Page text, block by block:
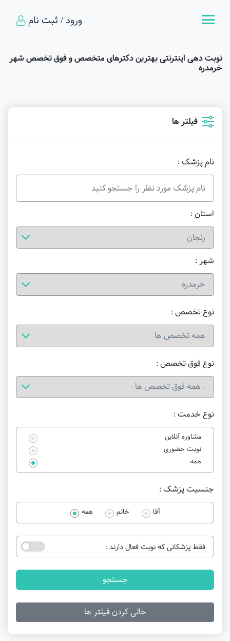
ورود / ثبت نام
نوبت دهی اینترنتی بهترین دکترهای متخصص و فوق تخصص شهر
خرمدره
فیلتر ها
نام پزشک :
استان :
شهر :
نوع خدمت :
مشاوره آنلاین
نوبت حضوری
همه
نوع تخصص :
نوع فوق تخصص :
جنسیت پزشک :
آقا خانم همه
فقط پزشکانی که نوبت فعال دارند :
جستجو
خالی کردن فیلتر ها